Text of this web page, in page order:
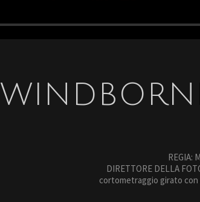
REGIA:
DIRETTORE DELLA
cortometraggio girato con